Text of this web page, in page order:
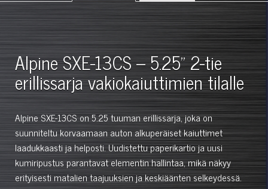
Alpine SXE-13CS – 5.25" 2-tie
erillissarja vakiokaiuttimien tilalle
Alpine SXE-13CS on 5.25 tuuman erillissarja, joka on
suunniteltu korvaamaan auton alkuperäiset kaiuttimet
laadukkaasti ja helposti. Uudistettu paperikartio ja uusi
kumiripustus parantavat elementin hallintaa, mikä näkyy
erityisesti matalien taajuuksien ja keskiäänten selkeydessä.